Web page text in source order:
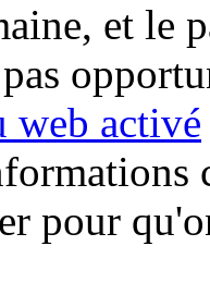
et le
web activé
pour